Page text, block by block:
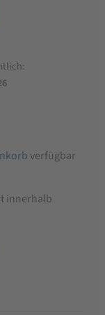
verfügbar
innerhalb